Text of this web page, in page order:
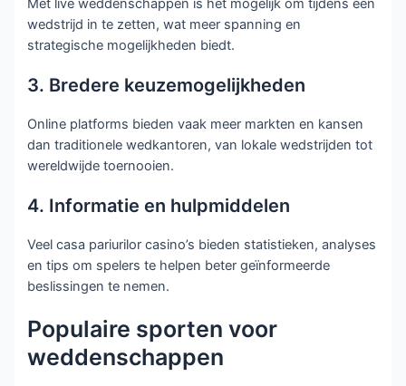
Met live weddenschappen is het mogelijk om tijdens een
wedstrijd in te zetten, wat meer spanning en
strategische mogelijkheden biedt.
3. Bredere keuzemogelijkheden
Online platforms bieden vaak meer markten en kansen
dan traditionele wedkantoren, van lokale wedstrijden tot
wereldwijde toernooien.
4. Informatie en hulpmiddelen
Veel casa pariurilor casino’s bieden statistieken, analyses
en tips om spelers te helpen beter geïnformeerde
beslissingen te nemen.
Populaire sporten voor
weddenschappen